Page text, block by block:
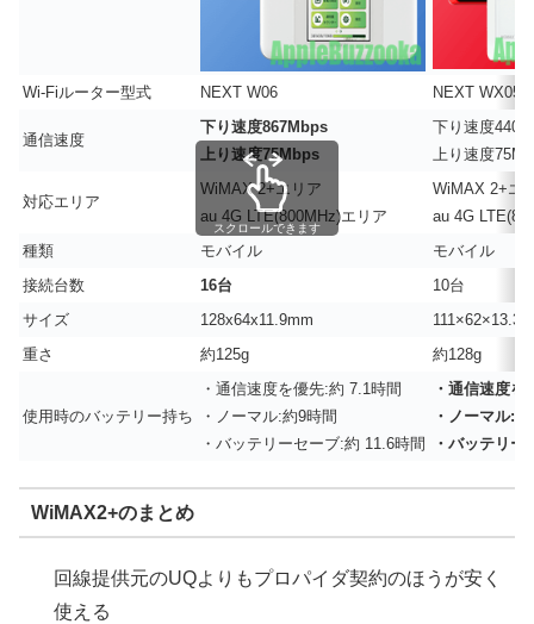
Wi-Fiルーター型式 NEXT W06 NEXT WX05
通信速度
下り速度867Mbps
上り速度75Mbps
下り速度
上り速度
対応エリア
WiMAX 2+エリア
au 4G LTE(800MHz)エリア
WiMAX 2+エ
au 4G
種類
モバイル
モバイル
接続台数
16台
10台
サイズ
128x64x11.9mm
重さ
約125g 約128g
使用時のバッテリー持ち
・通信速度を優先:約 7.1時間
・ノーマル:約9時間
・バッテリーセーブ:約 11.6時間
・通信速度を
・ノーマル:
・バッテリー
スクロールできます
WiMAX2+のまとめ
回線提供元のUQよりもプロパイダ契約のほうが安く
使える